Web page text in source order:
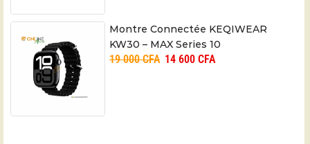
Montre Connectée KEQIWEAR
KW30 – MAX Series 10
19 000CFA 14 600 CFA